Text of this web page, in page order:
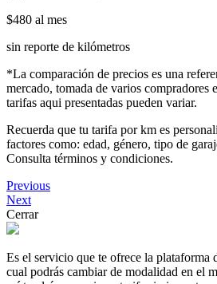
$480 al mes
sin reporte de kilómetros
*La comparación de precios es una
mercado, tomada de varios compradores
tarifas aqui presentadas pueden variar.
Recuerda que tu tarifa por km es
factores como: edad, género, tipo de
Consulta términos y condiciones.
Previous
Next
Cerrar
Es el servicio que te ofrece la plataforma
cual podrás cambiar de modalidad en el